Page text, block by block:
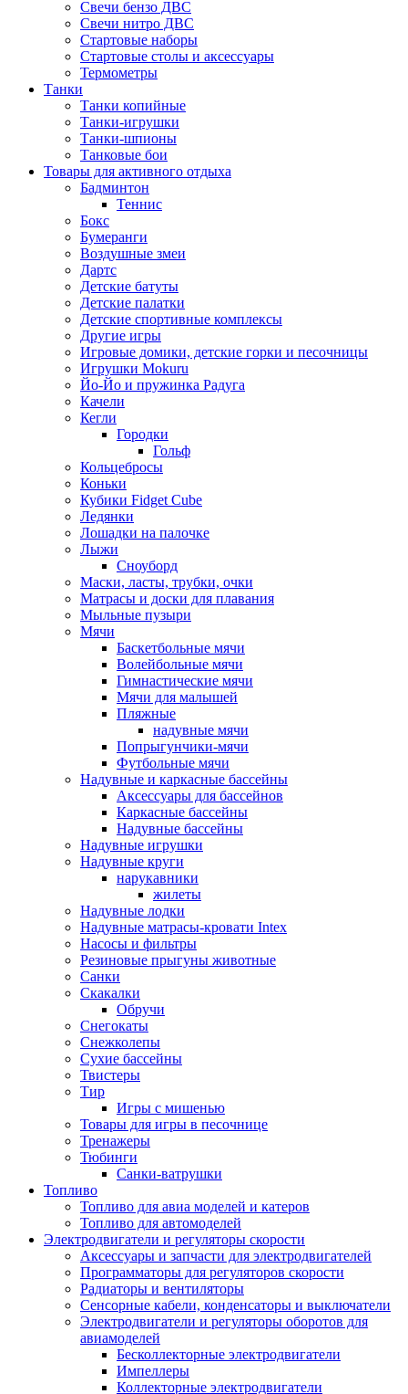
Свечи бензо ДВС
Свечи нитро ДВС
Стартовые наборы
Стартовые столы и аксессуары
Термометры
Танки
Танки копийные
Танки-игрушки
Танки-шпионы
Танковые бои
Товары для активного отдыха
Бадминтон
Теннис
Бокс
Бумеранги
Воздушные змеи
Дартс
Детские батуты
Детские палатки
Детские спортивные комплексы
Другие игры
Игровые домики, детские горки и песочницы
Игрушки Mokuru
Йо-Йо и пружинка Радуга
Качели
Кегли
Городки
Гольф
Кольцебросы
Коньки
Кубики Fidget Cube
Ледянки
Лошадки на палочке
Лыжи
Сноуборд
Маски, ласты, трубки, очки
Матрасы и доски для плавания
Мыльные пузыри
Мячи
Баскетбольные мячи
Волейбольные мячи
Гимнастические мячи
Мячи для малышей
Пляжные
надувные мячи
Попрыгунчики-мячи
Футбольные мячи
Надувные и каркасные бассейны
Аксессуары для бассейнов
Каркасные бассейны
Надувные бассейны
Надувные игрушки
Надувные круги
нарукавники
жилеты
Надувные лодки
Надувные матрасы-кровати Intex
Насосы и фильтры
Резиновые прыгуны животные
Санки
Скакалки
Обручи
Снегокаты
Снежколепы
Сухие бассейны
Твистеры
Тир
Игры с мишенью
Товары для игры в песочнице
Тренажеры
Тюбинги
Санки-ватрушки
Топливо
Топливо для авиа моделей и катеров
Топливо для автомоделей
Электродвигатели и регуляторы скорости
Аксессуары и запчасти для электродвигателей
Программаторы для регуляторов скорости
Радиаторы и вентиляторы
Сенсорные кабели, конденсаторы и выключатели
Электродвигатели и регуляторы оборотов для
авиамоделей
Бесколлекторные электродвигатели
Импеллеры
Коллекторные электродвигатели